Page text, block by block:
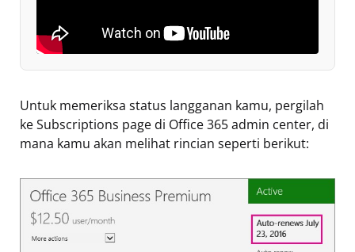
Untuk memeriksa status langganan kamu, pergilah
ke Subscriptions page di Office 365 admin center, di
mana kamu akan melihat rincian seperti berikut: